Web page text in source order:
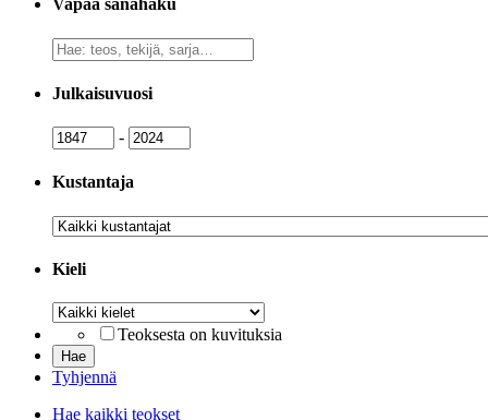
Vapaa sanahaku
Vapaa
sanahaku
Julkaisuvuosi
Julkaisuvuosi
- Julkaisuvuosi
Kustantaja
Kustantaja
Kieli
Kieli
Teoksesta on kuvituksia
Tyhjennä
Hae kaikki teokset